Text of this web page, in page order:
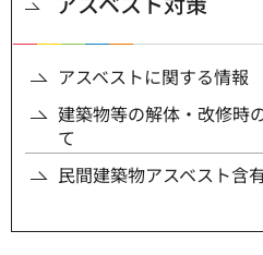
アスベストに関する情報
建築物等の解体・改修時
て
民間建築物アスベスト含